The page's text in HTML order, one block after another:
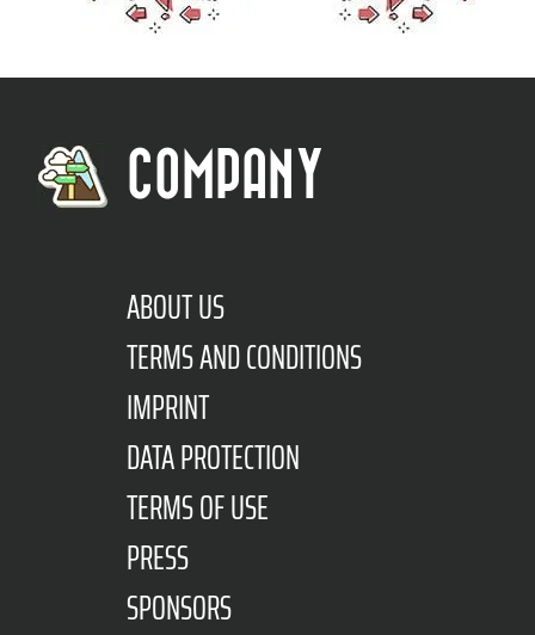
COMPANY
ABOUT US
TERMS AND CONDITIONS
IMPRINT
DATA PROTECTION
TERMS OF USE
PRESS
SPONSORS